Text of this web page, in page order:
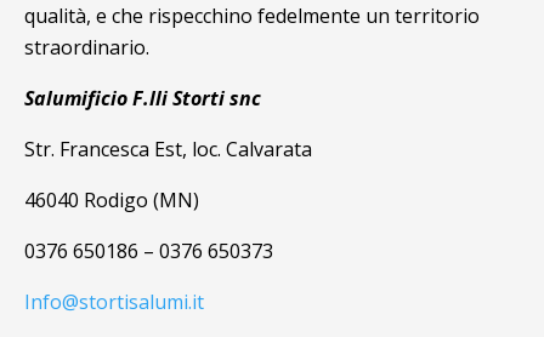
qualità, e che rispecchino fedelmente un territorio
straordinario.
Salumificio F.lli Storti snc
Str. Francesca Est, loc. Calvarata
46040 Rodigo (MN)
0376 650186 – 0376 650373
Info@stortisalumi.it